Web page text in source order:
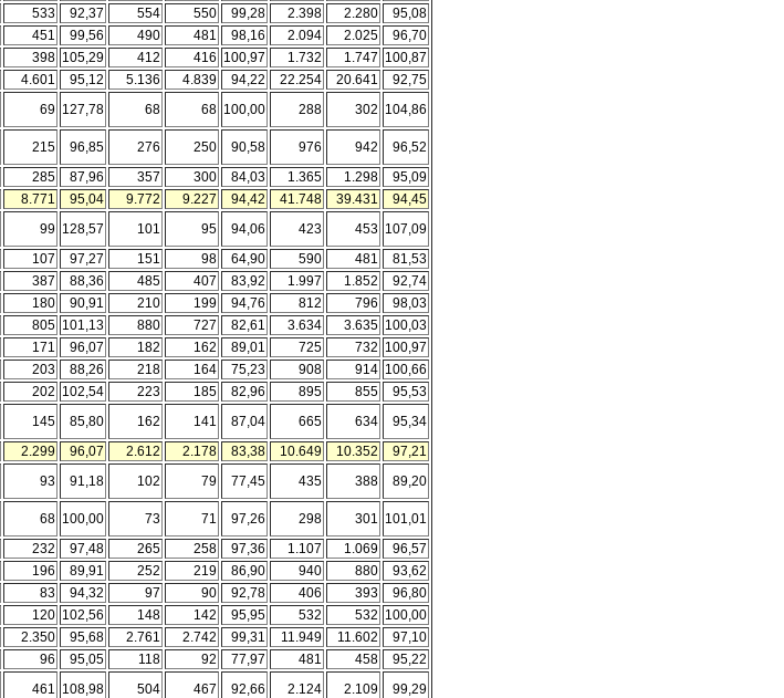
533 92,37 554 550 99,28 2.398 2.280
95,08
451 99,56 490 481 98,16 2.094 2.025
96,70
398 105,29 412 416 100,97 1.732 1.747 100,87
4.601 95,12 5.136 4.839 94,22 22.254 20.641
92,75
69 127,78 68 68 100,00 288 302 104,86
215 96,85 276 250 90,58 976 942
96,52
285 87,96 357 300 84,03 1.365 1.298
95,09
8.771 95,04 9.772 9.227 94,42 41.748 39.431
94,45
99 128,57 101 95 94,06 423 453 107,09
107 97,27 151 98 64,90 590 481
81,53
387 88,36 485 407 83,92 1.997 1.852
92,74
180 90,91 210 199 94,76 812 796
98,03
805 101,13 880 727 82,61 3.634 3.635 100,03
171 96,07 182 162 89,01 725 732 100,97
203 88,26 218 164 75,23 908 914 100,66
202 102,54 223 185 82,96 895 855
95,53
145 85,80 162 141 87,04 665 634
95,34
2.299 96,07 2.612 2.178 83,38 10.649 10.352
97,21
93 91,18 102 79 77,45 435 388 89,20
68 100,00 73 71 97,26 298 301 101,01
232 97,48 265 258 97,36 1.107 1.069
96,57
196 89,91 252 219 86,90 940 880
93,62
83 94,32 97 90 92,78 406 393
96,80
120 102,56 148 142 95,95 532 532 100,00
2.350 95,68 2.761 2.742 99,31 11.949 11.602
97,10
96 95,05 118 92 77,97 481 458
95,22
461 108,98 504 467 92,66 2.124 2.109
99,29